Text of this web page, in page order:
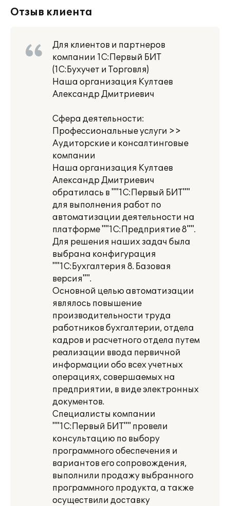
Отзыв клиента
Для клиентов и партнеров
компании 1С:Первый БИТ
(1С:Бухучет и Торговля)
Наша организация Култаев
Александр Дмитриевич
Сфера деятельности:
Профессиональные услуги >>
Аудиторские и консалтинговые
компании
Наша организация Култаев
Александр Дмитриевич
обратилась в ""1С:Первый БИТ""
для выполнения работ по
автоматизации деятельности на
платформе ""1С:Предприятие 8"".
Для решения наших задач была
выбрана конфигурация
""1С:Бухгалтерия 8. Базовая
версия"".
Основной целью автоматизации
являлось повышение
производительности труда
работников бухгалтерии, отдела
кадров и расчетного отдела путем
реализации ввода первичной
информации обо всех учетных
операциях, совершаемых на
предприятии, в виде электронных
документов.
Специалисты компании
""1С:Первый БИТ"" провели
консультацию по выбору
программного обеспечения и
вариантов его сопровождения,
выполнили продажу выбранного
программного продукта, а также
осуществили доставку